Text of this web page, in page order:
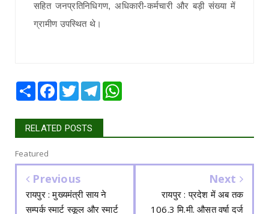
सहित जनप्रतिनिधिगण, अधिकारी-कर्मचारी और बड़ी संख्या में
ग्रामीण उपस्थित थे।
Share Facebook
TwitterTelegram
RELATED POSTS
Featured
Previous
रायपुर : मुख्यमंत्री साय ने
सम्पर्क स्मार्ट स्कूल और स्मार्ट
Next
रायपुर : प्रदेश में अब तक
106.3 मि.मी. औसत वर्षा दर्ज